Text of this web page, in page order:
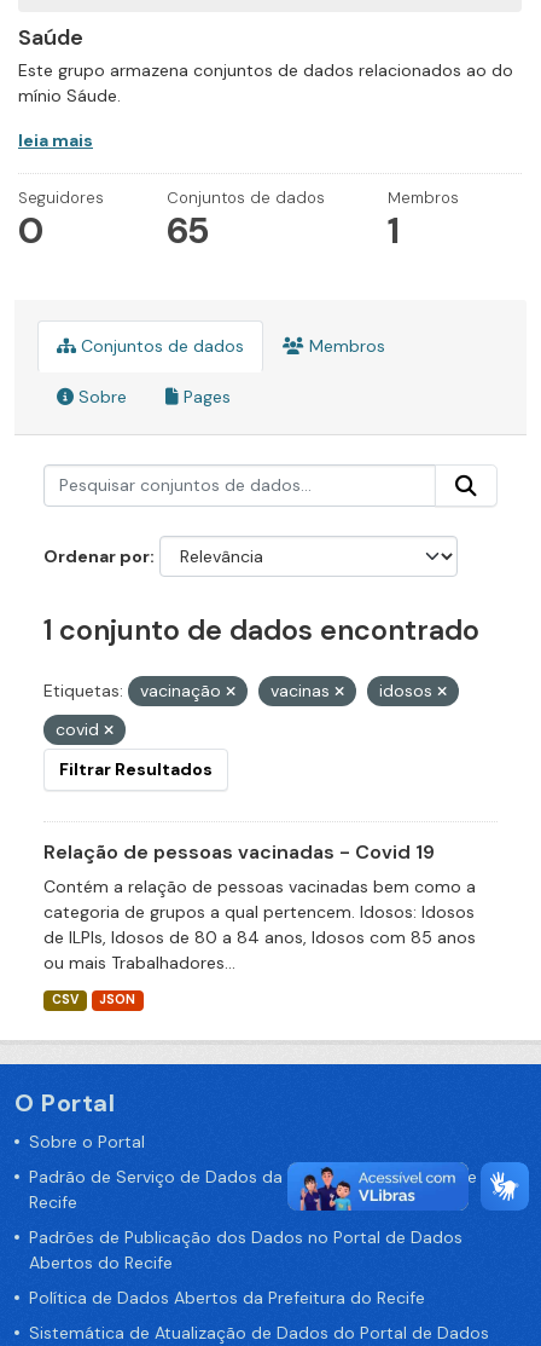
Saúde
Este grupo armazena conjuntos de dados relacionados ao do
mínio Sáude.
leia mais
Seguidores
0
Conjuntos de dados
65
Membros
1
Conjuntos de dados Membros
Sobre Pages
Ordenar por
1 conjunto de dados encontrado
Etiquetas: vacinação vacinas
idosos
covid
Filtrar Resultados
Relação de pessoas vacinadas - Covid 19
Contém a relação de pessoas vacinadas bem como a
categoria de grupos a qual pertencem. Idosos: Idosos
de ILPIs, Idosos de 80 a 84 anos, Idosos com 85 anos
ou mais Trabalhadores...
CSV JSON
O Portal
Sobre o Portal
Padrão de Serviço de Dados da Prefeitura da Cidade de
Recife
Padrões de Publicação dos Dados no Portal de Dados
Abertos do Recife
Política de Dados Abertos da Prefeitura do Recife
Sistemática de Atualização de Dados do Portal de Dados